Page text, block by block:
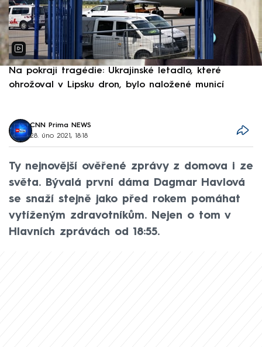
Na pokraji tragédie: Ukrajinské letadlo, které
ohrožoval v Lipsku dron, bylo naložené municí
CNN Prima NEWS
28. úno 2021, 18:18
Ty nejnovější ověřené zprávy z domova i ze
světa. Bývalá první dáma Dagmar Havlová
se snaží stejně jako před rokem pomáhat
vytíženým zdravotníkům. Nejen o tom v
Hlavních zprávách od 18:55.